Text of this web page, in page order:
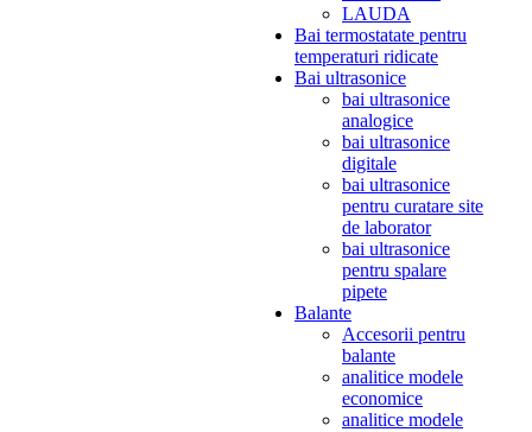
LAUDA
Bai termostatate pentru
temperaturi ridicate
Bai ultrasonice
bai ultrasonice
analogice
bai ultrasonice
digitale
bai ultrasonice
pentru curatare site
de laborator
bai ultrasonice
pentru spalare
pipete
Balante
Accesorii pentru
balante
analitice modele
economice
analitice modele